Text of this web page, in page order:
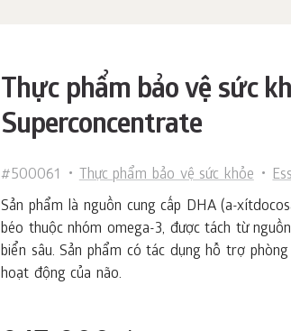
Thực phẩm bảo vệ sức
Superconcentrate
#500061 Thực phẩm bảo vệ sức khỏe
Sản phẩm là nguồn cung cấp DHA (a-
béo thuộc nhóm omega-3, được tách từ
biển sâu. Sản phẩm có tác dụng hỗ trợ
hoạt động của não.